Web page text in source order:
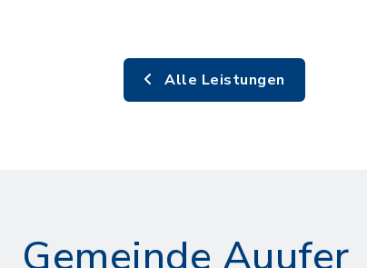
Alle Leistungen
Gemeinde Auufer